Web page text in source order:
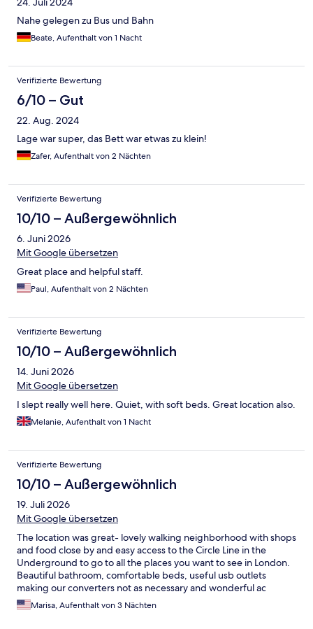
Nahe gelegen zu Bus und Bahn
Beate, Aufenthalt von 1 Nacht
Verifizierte Bewertung
6/10 – Gut
22. Aug. 2024
Lage war super, das Bett war etwas zu klein!
Zafer, Aufenthalt von 2 Nächten
Verifizierte Bewertung
10/10 – Außergewöhnlich
6. Juni 2026
Mit Google übersetzen
Great place and helpful staff.
Paul, Aufenthalt von 2 Nächten
Verifizierte Bewertung
10/10 – Außergewöhnlich
14. Juni 2026
Mit Google übersetzen
I slept really well here. Quiet, with soft beds. Great location also.
Melanie, Aufenthalt von 1 Nacht
Verifizierte Bewertung
10/10 – Außergewöhnlich
19. Juli 2026
Mit Google übersetzen
The location was great- lovely walking neighborhood with shops
and food close by and easy access to the Circle Line in the
Underground to go to all the places you want to see in London.
Beautiful bathroom, comfortable beds, useful usb outlets
making our converters not as necessary and wonderful ac
during the heat wave. We definitely want to come back for
another stay!
Marisa, Aufenthalt von 3 Nächten